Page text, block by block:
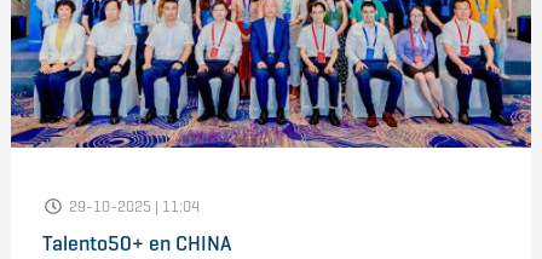
29-10-2025 | 11:04
Talento50+ en CHINA